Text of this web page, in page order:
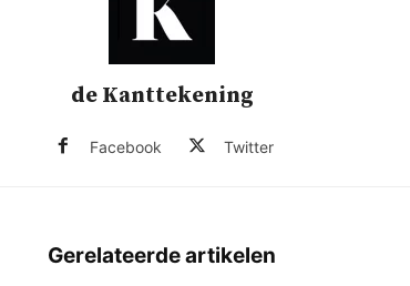
de Kanttekening
Facebook Twitter